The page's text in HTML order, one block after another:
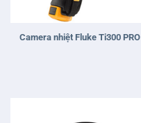
Camera nhiệt Fluke Ti300 PRO